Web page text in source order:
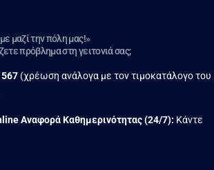
μαζί την πόλη μας!»
πρόβλημα στη γειτονιά σας;
(χρέωση ανάλογα με τον τιμοκατάλογο του
Αναφορά Kαθημερινότητας (24/7): Κάντε